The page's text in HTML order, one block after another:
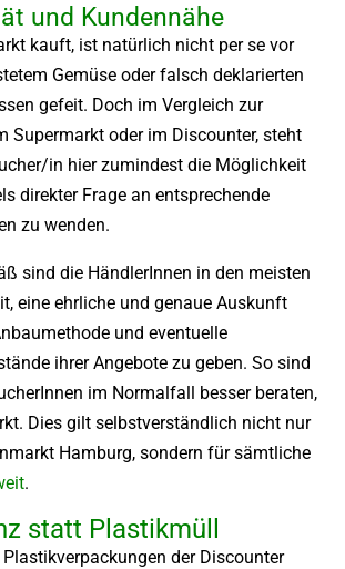
und Kundennähe
kauft, ist natürlich nicht per se vor
Gemüse oder falsch deklarierten
gefeit. Doch im Vergleich zur
Supermarkt oder im Discounter, steht
in hier zumindest die Möglichkeit
direkter Frage an entsprechende
zu wenden.
sind die HändlerInnen in den meisten
eine ehrliche und genaue Auskunft
und eventuelle
ihrer Angebote zu geben. So sind
im Normalfall besser beraten,
Dies gilt selbstverständlich nicht nur
Hamburg, sondern für sämtliche
.
statt Plastikmüll
der Discounter